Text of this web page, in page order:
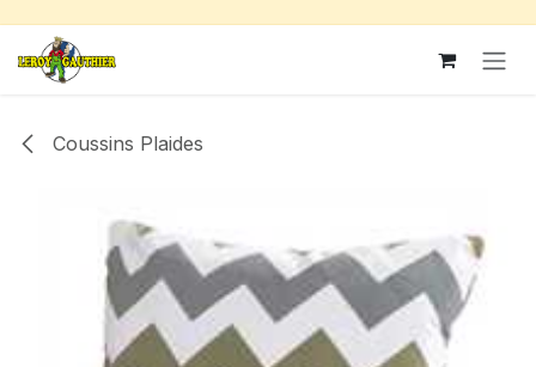
Se rendre au contenu
Coussins Plaides